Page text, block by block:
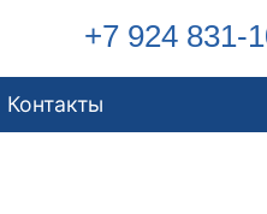
+7 924 831-
Контакты